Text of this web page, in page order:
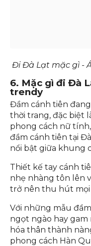
Đi Đà Lạt mặc gì -
6. Mặc gì đi Đà
trendy
Đầm cánh tiên
thời trang, đặc biệt
phong cách nữ
đầm cánh tiên tại
nổi bật giữa khung
Thiết kế tay cánh
nhẹ nhàng tôn lên
trở nên thu hút mọi